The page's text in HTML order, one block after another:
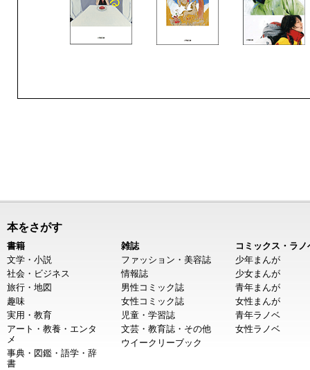
本をさがす
書籍
文学・小説
社会・ビジネス
旅行・地図
趣味
実用・教育
アート・教養・エンタ
メ
事典・図鑑・語学・辞
書
雑誌
ファッション・美容誌
情報誌
男性コミック誌
女性コミック誌
児童・学習誌
文芸・教育誌・その他
ウイークリーブック
コミックス・ラノ
少年まんが
少女まんが
青年まんが
女性まんが
青年ラノベ
女性ラノベ